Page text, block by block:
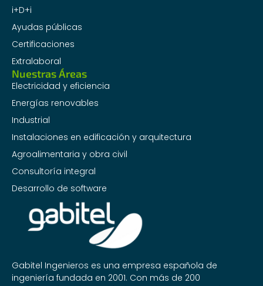
Gabitel Ingenieros es una empresa española de
ingeniería fundada en 2001. Con más de 200
i+D+i
Ayudas públicas
Certificaciones
Extralaboral
Nuestras Áreas
Electricidad y eficiencia
Energías renovables
Industrial
Instalaciones en edificación y arquitectura
Agroalimentaria y obra civil
Consultoría integral
Desarrollo de software